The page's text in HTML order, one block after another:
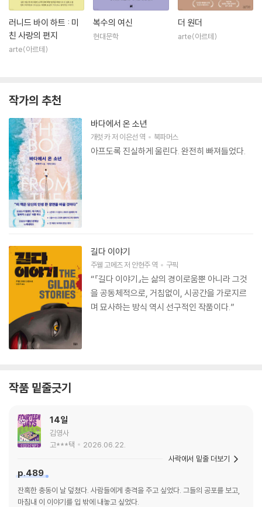
러니드 바이 하트 : 미
친 사랑의 편지
arte(아르테)
복수의 여신
현대문학
더 원더
arte(아르테)
작가의 추천
바다에서 온 소년
개럿 카저 이은선 역 북파머스
아프도록 진실하게 울린다. 완전히 빠져들었다.
길다 이야기
주웰 고메즈저 안현주역 구픽
“『길다 이야기』는 삶의 경이로움뿐 아니라 그것
을 공동체적으로, 거침없이, 시공간을 가로지르
며 묘사하는 방식 역시 선구적인 작품이다.”
작품 밑줄긋기
14일
김영사
고***택
2026.06.22.
p.489
잔혹한 충동이 날 덮쳤다. 사람들에게 충격을 주고 싶었다. 그들의 공포를 보고,
마침내 이 이야기를 입 밖에 내놓고 싶었다.
사락에서 밑줄 더보기